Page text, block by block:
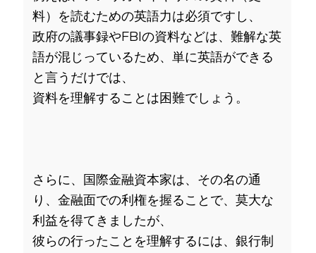
料）を読むための英語力は必須ですし、
政府の議事録やFBIの資料などは、難解な英
語が混じっているため、単に英語ができる
と言うだけでは、
資料を理解することは困難でしょう。
さらに、国際金融資本家は、その名の通
り、金融面での利権を握ることで、莫大な
利益を得てきましたが、
彼らの行ったことを理解するには、銀行制